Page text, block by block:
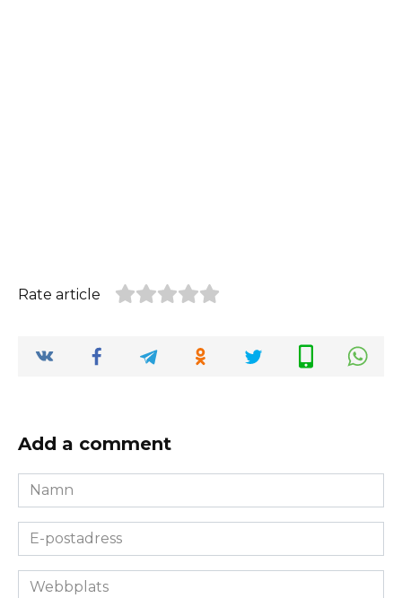
Rate article
Add a comment
Namn
*
E-
postadress
*Webbplats